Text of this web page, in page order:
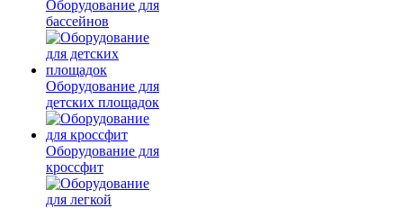
Оборудование для
бассейнов
Оборудование для
детских площадок
Оборудование для
кроссфит